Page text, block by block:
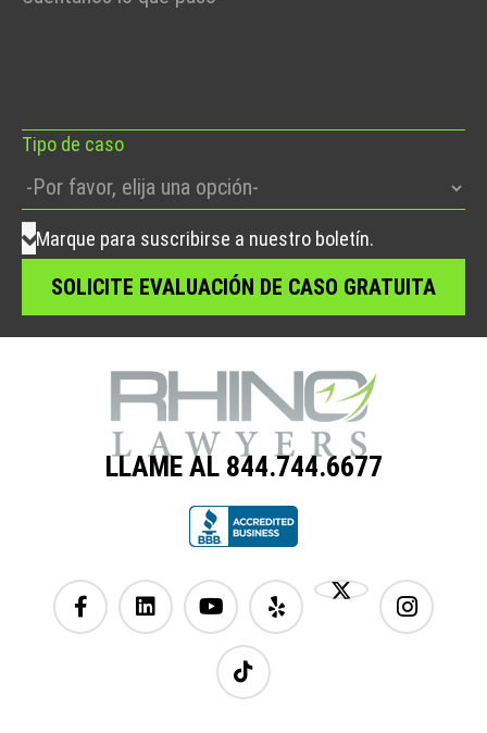
Tipo de caso
Marque para suscribirse a nuestro boletín.
LLAME AL 844.744.6677